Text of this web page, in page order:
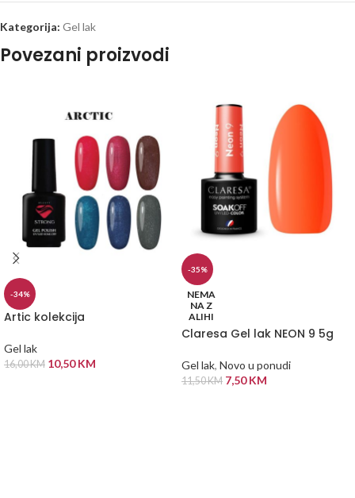
Kategorija: Gel lak
Povezani proizvodi
-34%
Artic kolekcija
Gel lak
16,00KM 10,50KM
-35%
NEMA
NA Z
ALIHI
Claresa Gel lak NEON 9 5g
Gel lak, Novo u ponudi
11,50KM 7,50KM